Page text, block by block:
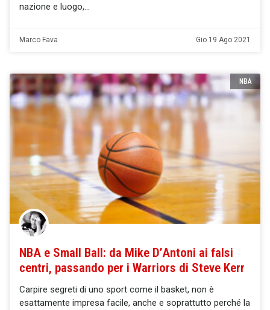
nazione e luogo,
Marco Fava Gio 19 Ago 2021
NBA
NBA e Small Ball: da Mike D’Antoni ai falsi
centri, passando per i Warriors di Steve Kerr
Carpire segreti di uno sport come il basket, non è
esattamente impresa facile, anche e soprattutto perché la